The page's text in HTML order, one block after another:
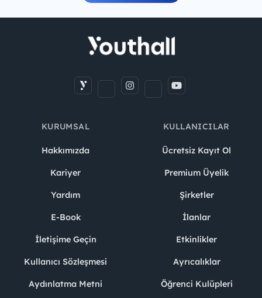
KURUMSAL
Hakkımızda
Kariyer
Yardım
E-Book
İletişime Geçin
Kullanıcı Sözleşmesi
Aydınlatma Metni
KULLANICILAR
Ücretsiz Kayıt Ol
Premium Üyelik
Şirketler
İlanlar
Etkinlikler
Ayrıcalıklar
Öğrenci Kulüpleri